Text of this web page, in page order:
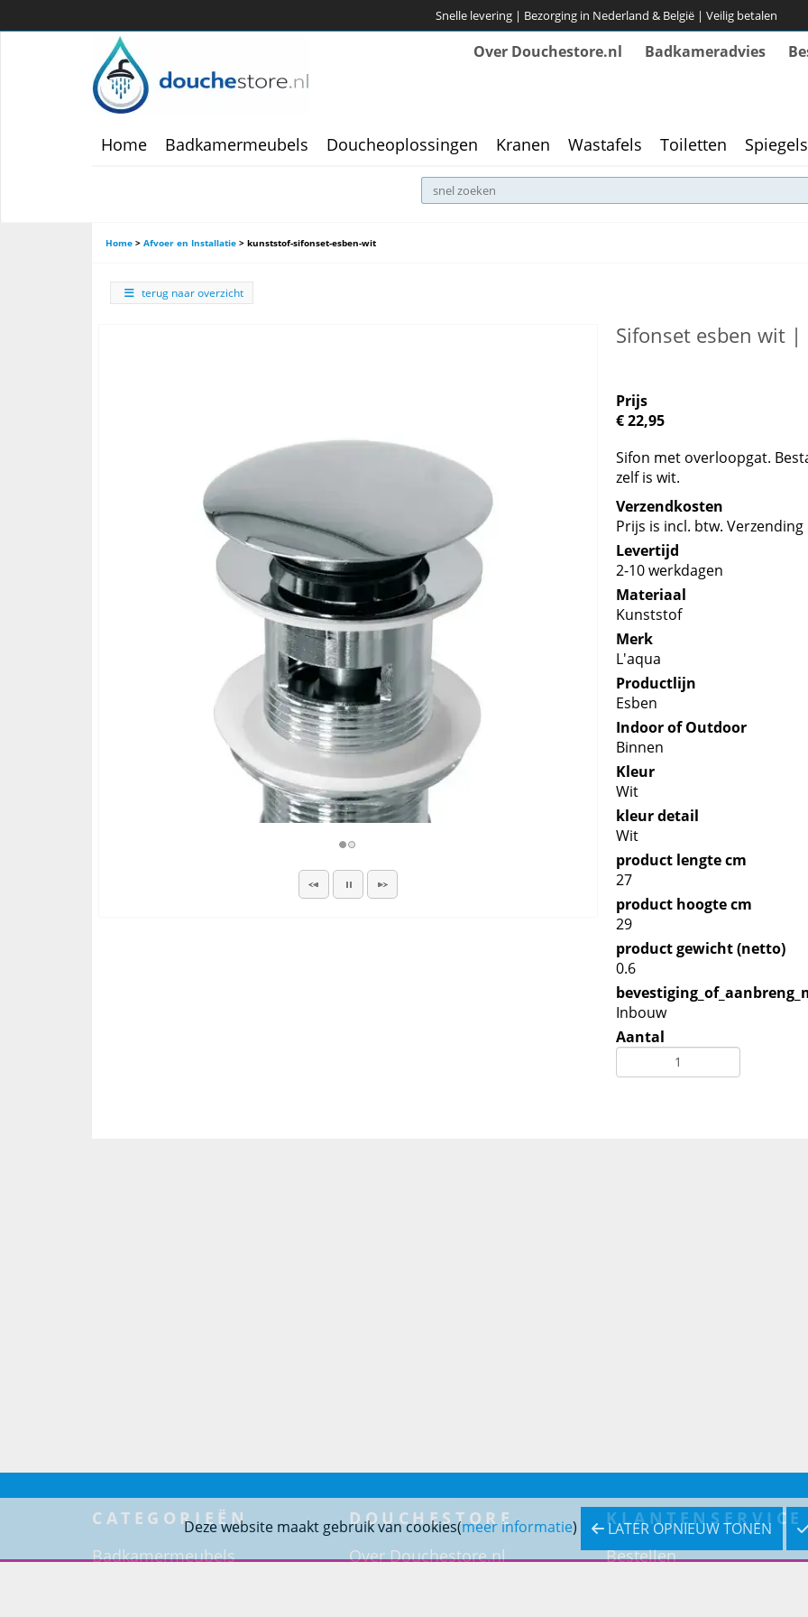
Snelle levering | Bezorging in Nederland & België | Veilig betalen
Over Douchestore.nl Badkameradvies
Home Badkamermeubels Doucheoplossingen Kranen Wastafels Toiletten Spiegels
Home > Afvoer en Installatie > kunststof-sifonset-esben-wit
terug naar overzicht
Sifonset esben wit |
Prijs
€ 22,95
Sifon met overloopgat.
zelf is wit.
Verzendkosten
Prijs is incl. btw. Verzending
Levertijd
2-10 werkdagen
Materiaal
Kunststof
Merk
L'aqua
Productlijn
Esben
Indoor of Outdoor
Binnen
Kleur
Wit
kleur detail
Wit
product lengte cm
27
product hoogte cm
29
product gewicht (netto)
0.6
Inbouw
Aantal
Deze website maakt gebruik van cookies(meer informatie) LATER OPNIEUW TONEN
CATEGORIEËN
Badkamermeubels
DOUCHESTORE
Over Douchestore.nl
KLANTENSERVICE
Bestellen